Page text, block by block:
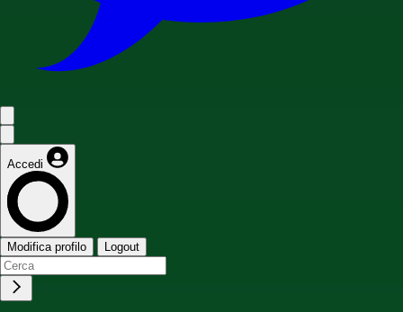
Accedi
Modifica profilo Logout